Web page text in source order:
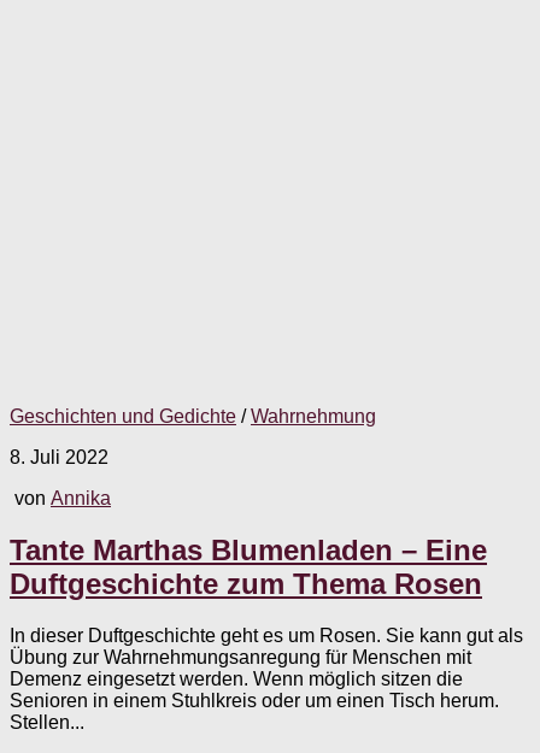
Geschichten und Gedichte / Wahrnehmung
8. Juli 2022
von Annika
Tante Marthas Blumenladen – Eine
Duftgeschichte zum Thema Rosen
In dieser Duftgeschichte geht es um Rosen. Sie kann gut als
Übung zur Wahrnehmungsanregung für Menschen mit
Demenz eingesetzt werden. Wenn möglich sitzen die
Senioren in einem Stuhlkreis oder um einen Tisch herum.
Stellen...